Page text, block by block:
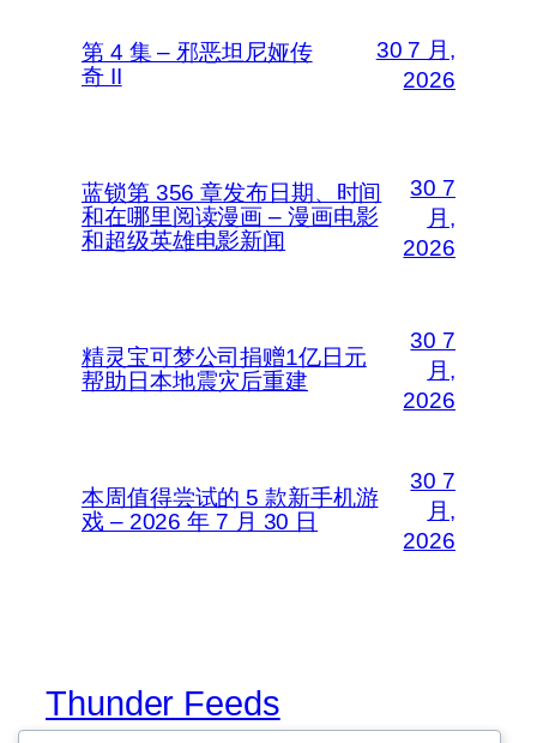
第 4 集 – 邪恶坦尼娅传
奇 II
30 7 月,
2026
蓝锁第 356 章发布日期、时间
和在哪里阅读漫画 – 漫画电影
和超级英雄电影新闻
30 7
月,
2026
精灵宝可梦公司捐赠1亿日元
帮助日本地震灾后重建
30 7
月,
2026
本周值得尝试的 5 款新手机游
戏 – 2026 年 7 月 30 日
30 7
月,
2026
Thunder Feeds